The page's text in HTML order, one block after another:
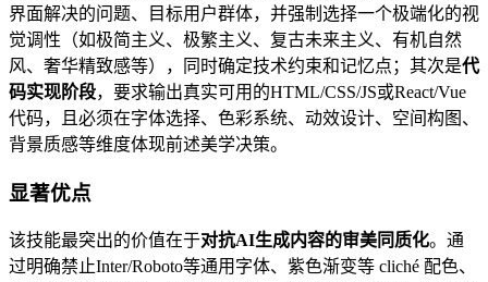
界面解决的问题、目标用户群体，并强制选择一个极端化的视
觉调性（如极简主义、极繁主义、复古未来主义、有机自然
风、奢华精致感等），同时确定技术约束和记忆点；其次是代
码实现阶段，要求输出真实可用的HTML/CSS/JS或React/Vue
代码，且必须在字体选择、色彩系统、动效设计、空间构图、
背景质感等维度体现前述美学决策。
显著优点
该技能最突出的价值在于对抗AI生成内容的审美同质化。通
过明确禁止Inter/Roboto等通用字体、紫色渐变等 cliché 配色、